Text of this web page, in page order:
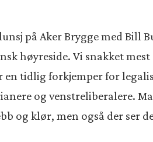
på Aker Brygge med
høyreside. Vi snakket
en tidlig forkjemper for
og venstreliberalere.
og klør, men også der ser